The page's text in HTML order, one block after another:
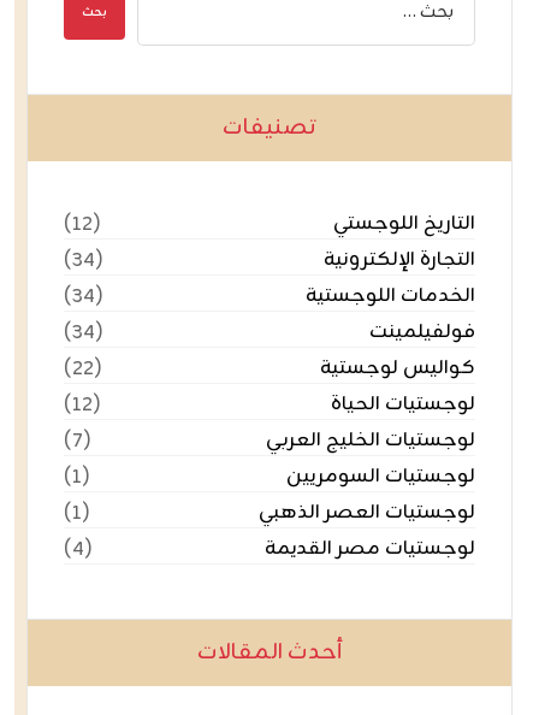
تصنيفات
التاريخ اللوجستي
(١٢)
التجارة الإلكترونية
(٣٤)
الخدمات اللوجستية
(٣٤)
فولفيلمينت
(٣٤)
كواليس لوجستية
(٢٢)
لوجستيات الحياة
(١٢)
لوجستيات الخليج العربي
(٧)
لوجستيات السومريين
(١)
لوجستيات العصر الذهبي
(١)
لوجستيات مصر القديمة
(٤)
أحدث المقالات